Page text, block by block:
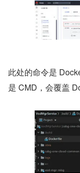
此处的命令是
是 CMD，会覆盖